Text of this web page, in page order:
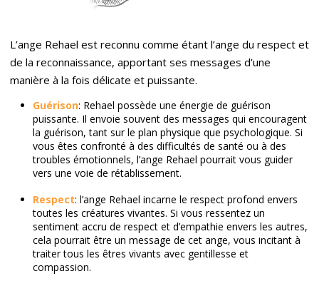
L’ange Rehael est reconnu comme étant l’ange du respect et
de la reconnaissance, apportant ses messages d’une
manière à la fois délicate et puissante.
Guérison: Rehael possède une énergie de guérison
puissante. Il envoie souvent des messages qui encouragent
la guérison, tant sur le plan physique que psychologique. Si
vous êtes confronté à des difficultés de santé ou à des
troubles émotionnels, l’ange Rehael pourrait vous guider
vers une voie de rétablissement.
Respect: l’ange Rehael incarne le respect profond envers
toutes les créatures vivantes. Si vous ressentez un
sentiment accru de respect et d’empathie envers les autres,
cela pourrait être un message de cet ange, vous incitant à
traiter tous les êtres vivants avec gentillesse et
compassion.